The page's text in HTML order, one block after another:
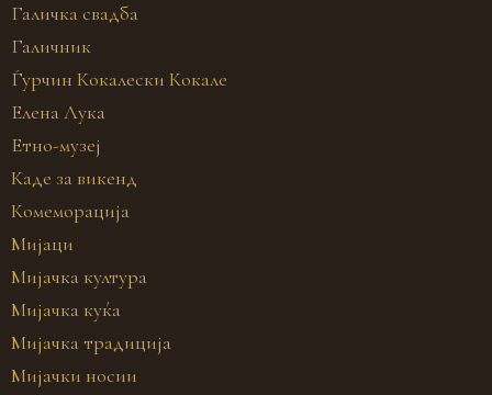
Галичка свадба
Галичник
Ѓурчин Кокалески Кокале
Елена Лука
Етно-музеј
Каде за викенд
Комеморација
Мијаци
Мијачка култура
Мијачка куќа
Мијачка традиција
Мијачки носии